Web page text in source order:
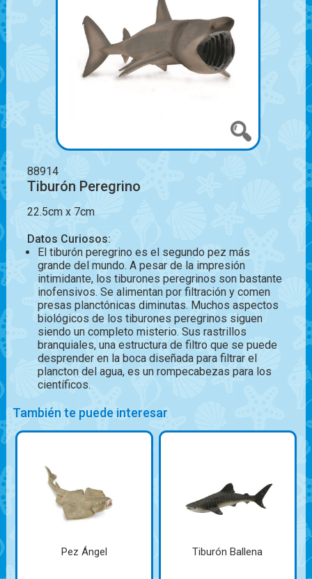
88914
Tiburón Peregrino
22.5cm x 7cm
Datos Curiosos:
El tiburón peregrino es el segundo pez más
grande del mundo. A pesar de la impresión
intimidante, los tiburones peregrinos son bastante
inofensivos. Se alimentan por filtración y comen
presas planctónicas diminutas. Muchos aspectos
biológicos de los tiburones peregrinos siguen
siendo un completo misterio. Sus rastrillos
branquiales, una estructura de filtro que se puede
desprender en la boca diseñada para filtrar el
plancton del agua, es un rompecabezas para los
científicos.
También te puede interesar
Pez Ángel Tiburón Ballena